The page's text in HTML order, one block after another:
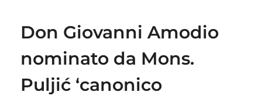
Don Giovanni Amodio
nominato da Mons.
Puljić ‘canonico